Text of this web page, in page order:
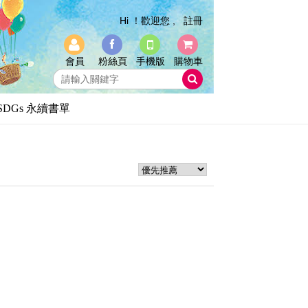
Hi ！歡迎您 , 註冊
會員 粉絲頁 手機版 購物車
永續書單